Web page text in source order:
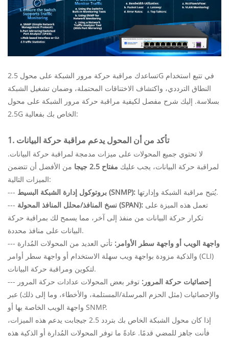
تساعدك مراقبة حركة مرور الشبكة على محول 2.5G في تتبع استخدام
النطاق الترددي، واكتشاف الاختناقات المحتملة، وضمان تشغيل الشبكة
بسلاسة. إليك شرح مفصل لكيفية مراقبة حركة مرور الشبكة على محول
2.5G الخاص بك بفعالية:
1. تأكد من أن المحول يدعم مراقبة حركة البيانات
لا تحتوي جميع المحولات على ميزات مدمجة لمراقبة حركة البيانات.
لمراقبة حركة البيانات، يجب عليك مفتاح 2.5 جيجا
من الأفضل أن تتضمن
الميزات التالية:
---
بروتوكول إدارة الشبكة البسيط (SNMP):
يُتيح مراقبة الشبكة وإدارتها.
---
نسخ المنافذ/محلل المنافذ المحولة (SPAN):
تكرار حركة البيانات من منفذ إلى آخر، مما يسمح لك بمراقبة حركة
البيانات على منافذ محددة.
---
واجهة الويب أو واجهة سطر الأوامر: تأتي العديد من المحولات المُدارة
والذكية مزودة بواجهة ويب سهلة الاستخدام أو واجهة سطر أوامر (CLI)
لتكوين ومراقبة حركة البيانات.
---
إحصائيات حركة المرور: توفر بعض المحولات عدادات حركة المرور
والإحصائيات (مثل الحزم المرسلة/المستلمة، والأخطاء، وما إلى ذلك) عبر
واجهة الويب الخاصة بها أو SNMP.
إذا كان محول الشبكة الخاص بك بتردد 2.5 جيجابت يدعم هذه الميزات،
فأنت جاهز للمضي قدمًا. عادةً ما توفر المحولات المُدارة أو الذكية هذه